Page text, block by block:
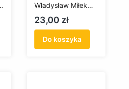
Władysław Miłek
(1897-1945) -
życie i praca na
Kociewiu i ziemi
chełmińskiej
Cena
23,00 zł
Do koszyka